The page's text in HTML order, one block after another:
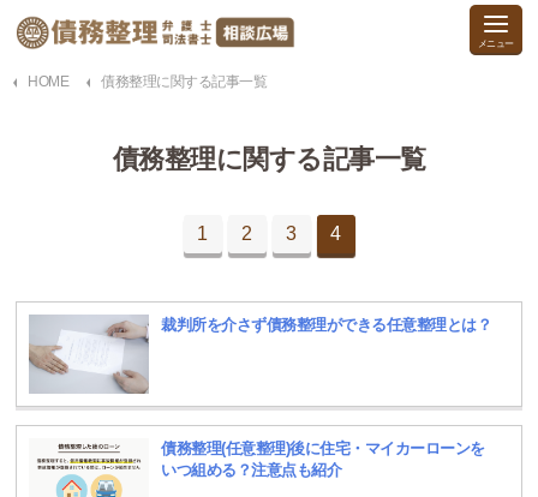
HOME 債務整理に関する記事一覧
債務整理に関する記事一覧
1 2 3 4
裁判所を介さず債務整理ができる任意整理とは？
債務整理(任意整理)後に住宅・マイカーローンを
いつ組める？注意点も紹介